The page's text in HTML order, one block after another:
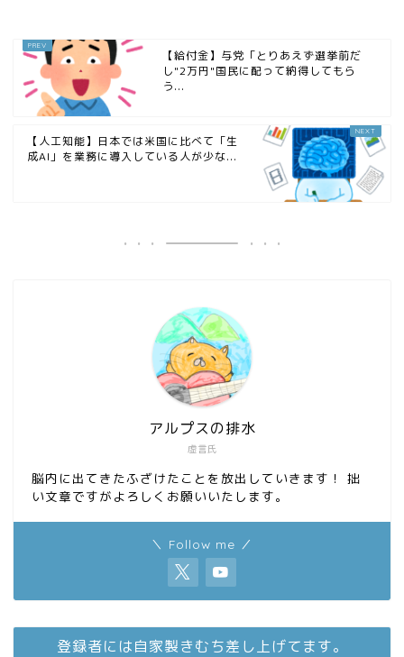
【給付金】与党「とりあえず選挙前だ
し"2万円"国民に配って納得してもら
う...
【人工知能】日本では米国に比べて「生
成AI」を業務に導入している人が少な...
虚言氏
アルプスの排水
脳内に出てきたふざけたことを放出していきます！ 拙
い文章ですがよろしくお願いいたします。
＼ Follow me ／
登録者には自家製きむち差し上げてます。